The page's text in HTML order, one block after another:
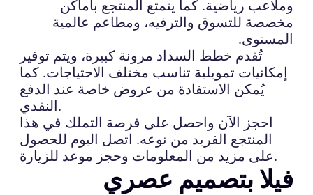
وملاعب رياضية. كما يتمتع المنتجع بأماكن
مخصصة للتسوق والترفيه، ومطاعم عالمية
المستوى.
تُقدم خطط السداد مرونة كبيرة، ويتم توفير
إمكانيات تمويلية تناسب مختلف الاحتياجات. كما
يُمكن الاستفادة من عروض خاصة عند الدفع
النقدي.
احجز الآن واحصل على فرصة التملك في هذا
المنتجع الفريد من نوعه. اتصل اليوم للحصول
على مزيد من المعلومات وحجز موعد للزيارة.
فيلا بتصميم عصري